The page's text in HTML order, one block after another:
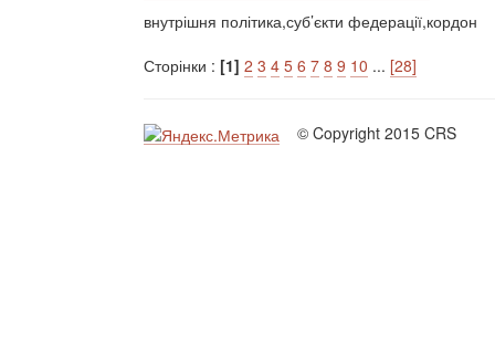
внутрішня політика,суб’єкти федерації,кордон
Сторінки : [1] 2 3 4 5 6 7 8 9 10 ... [28]
© Copyright 2015 CRS